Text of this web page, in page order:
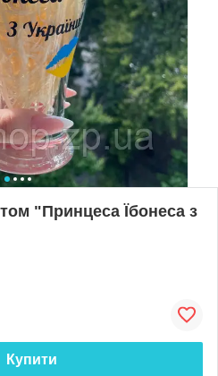
"Принцеса Їбонеса з
Купити